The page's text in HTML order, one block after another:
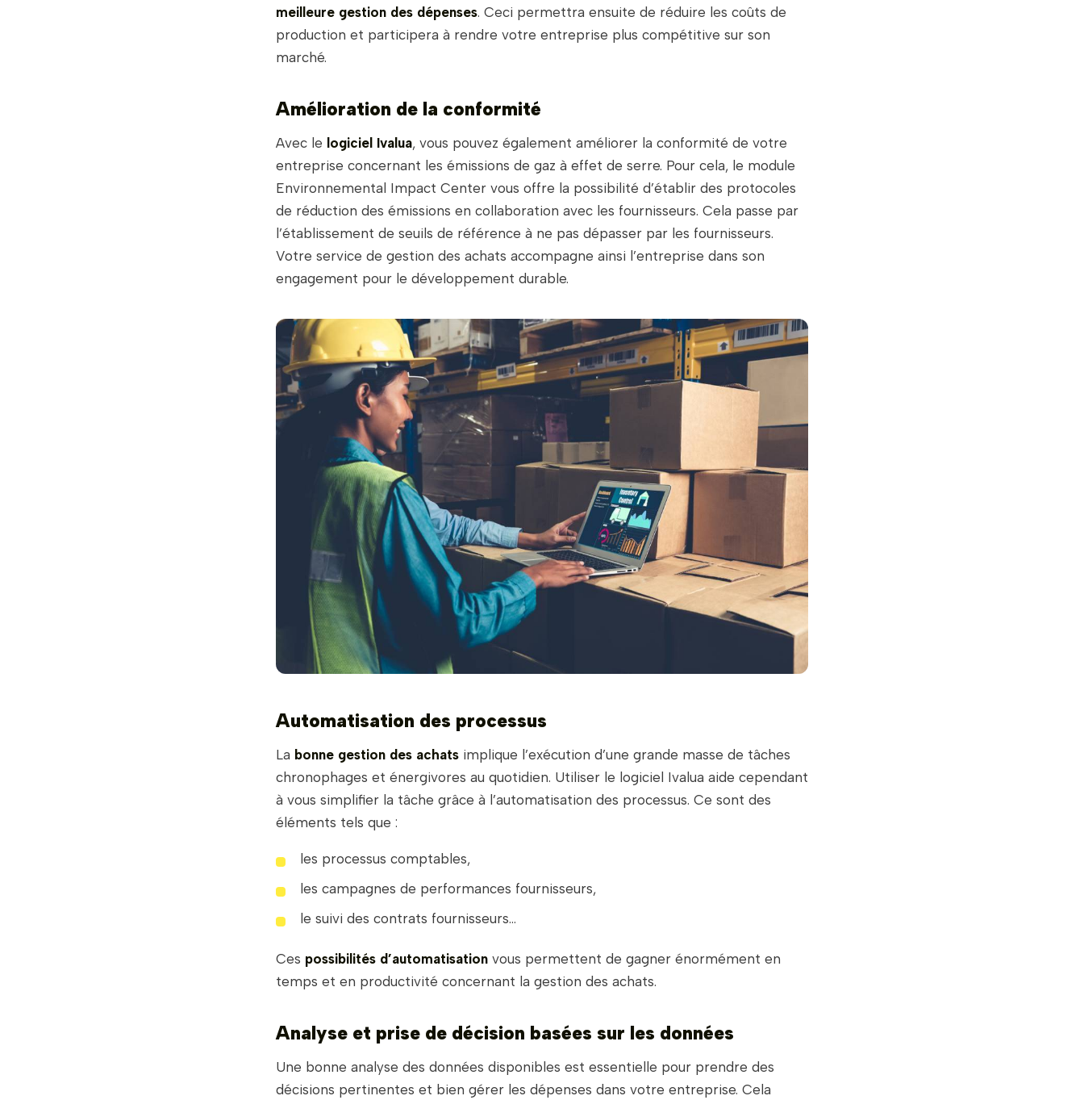
meilleure gestion des dépenses. Ceci permettra ensuite de réduire les coûts de
production et participera à rendre votre entreprise plus compétitive sur son
marché.
Amélioration de la conformité
Avec le logiciel Ivalua, vous pouvez également améliorer la conformité de votre
entreprise concernant les émissions de gaz à effet de serre. Pour cela, le module
Environnemental Impact Center vous offre la possibilité d’établir des protocoles
de réduction des émissions en collaboration avec les fournisseurs. Cela passe par
l’établissement de seuils de référence à ne pas dépasser par les fournisseurs.
Votre service de gestion des achats accompagne ainsi l’entreprise dans son
engagement pour le développement durable.
Automatisation des processus
La bonne gestion des achats implique l’exécution d’une grande masse de tâches
chronophages et énergivores au quotidien. Utiliser le logiciel Ivalua aide cependant
à vous simplifier la tâche grâce à l’automatisation des processus. Ce sont des
éléments tels que :
les processus comptables,
les campagnes de performances fournisseurs,
le suivi des contrats fournisseurs…
Ces possibilités d’automatisation vous permettent de gagner énormément en
temps et en productivité concernant la gestion des achats.
Analyse et prise de décision basées sur les données
Une bonne analyse des données disponibles est essentielle pour prendre des
décisions pertinentes et bien gérer les dépenses dans votre entreprise. Cela